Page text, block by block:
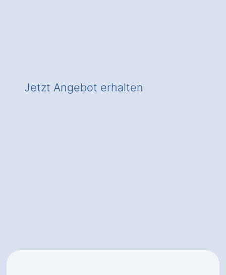
Jetzt Angebot erhalten